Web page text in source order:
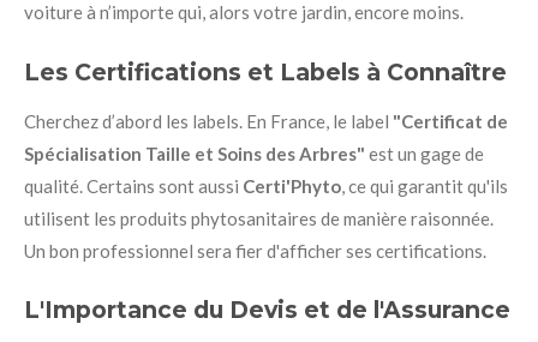
voiture à n’importe qui, alors votre jardin, encore moins.
Les Certifications et Labels à Connaître
Cherchez d’abord les labels. En France, le label "Certificat de
Spécialisation Taille et Soins des Arbres" est un gage de
qualité. Certains sont aussi Certi'Phyto, ce qui garantit qu'ils
utilisent les produits phytosanitaires de manière raisonnée.
Un bon professionnel sera fier d'afficher ses certifications.
L'Importance du Devis et de l'Assurance